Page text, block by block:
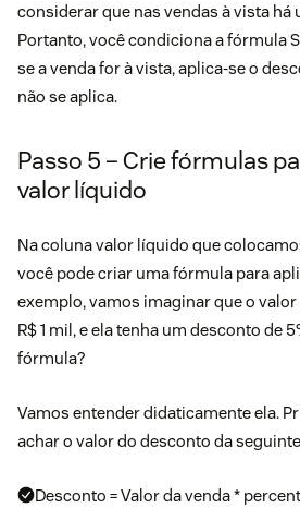
considerar que nas vendas à vista há
Portanto, você condiciona a fórmula
se a venda for à vista, aplica-se o
não se aplica.
Passo 5 – Crie fórmulas
valor líquido
Na coluna valor líquido que
você pode criar uma fórmula para
exemplo, vamos imaginar que o valor
R$ 1 mil, e ela tenha um desconto de
fórmula?
Vamos entender didaticamente ela.
achar o valor do desconto da
Desconto = Valor da venda *